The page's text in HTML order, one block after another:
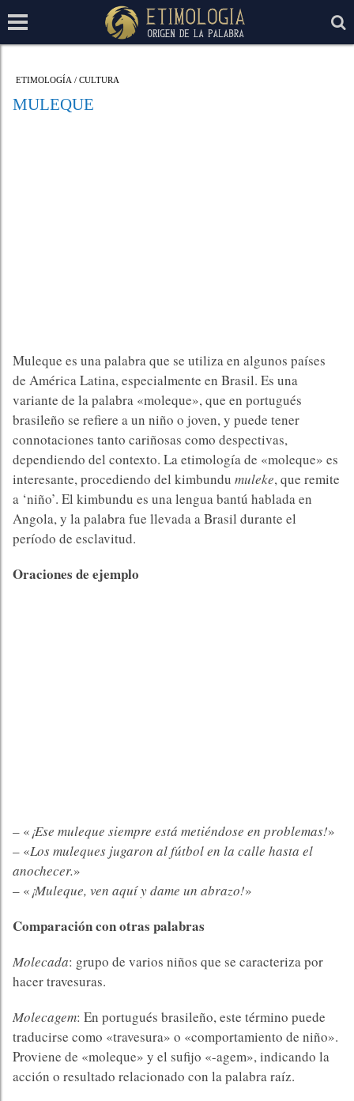
ETIMOLOGÍA / CULTURA
MULEQUE
Muleque es una palabra que se utiliza en algunos países
de América Latina, especialmente en Brasil. Es una
variante de la palabra «moleque», que en portugués
brasileño se refiere a un niño o joven, y puede tener
connotaciones tanto cariñosas como despectivas,
dependiendo del contexto. La etimología de «moleque» es
interesante, procediendo del kimbundu muleke, que remite
a ‘niño’. El kimbundu es una lengua bantú hablada en
Angola, y la palabra fue llevada a Brasil durante el
período de esclavitud.
Oraciones de ejemplo
– «¡Ese muleque siempre está metiéndose en problemas!»
– «Los muleques jugaron al fútbol en la calle hasta el
anochecer.»
– «¡Muleque, ven aquí y dame un abrazo!»
Comparación con otras palabras
Molecada: grupo de varios niños que se caracteriza por
hacer travesuras.
Molecagem: En portugués brasileño, este término puede
traducirse como «travesura» o «comportamiento de niño».
Proviene de «moleque» y el sufijo «-agem», indicando la
acción o resultado relacionado con la palabra raíz.